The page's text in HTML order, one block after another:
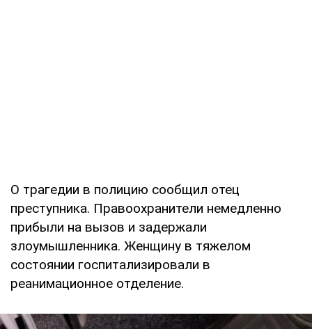
О трагедии в полицию сообщил отец
преступника. Правоохранители немедленно
прибыли на вызов и задержали
злоумышленника. Женщину в тяжелом
состоянии госпитализировали в
реанимационное отделение.